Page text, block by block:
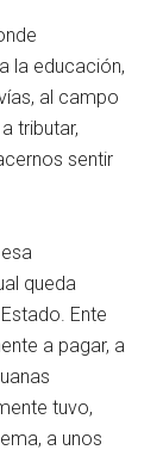
la educación,
al campo
tributar,
sentir
queda
Ente
a pagar, a
tuvo,
a unos